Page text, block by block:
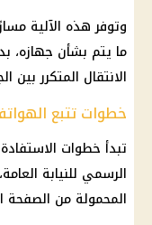
وتوفر هذه الآلية
ما يتم بشأن جهازه،
الانتقال المتكرر بين
خطوات تتبع
تبدأ خطوات
الرسمي للنيابة
المحمولة من الصفحة